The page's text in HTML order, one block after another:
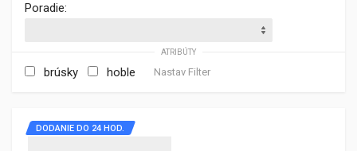
Poradie:
ATRIBÚTY
brúsky hoble Nastav Filter
DODANIE DO 24 HOD.